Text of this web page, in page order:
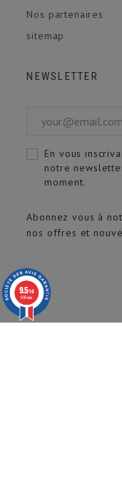
Nos partenaires
sitemap
NEWSLETTER
Abonnez vous à
nos offres et
En vous
notre
moment.
9.5/10
618 avis